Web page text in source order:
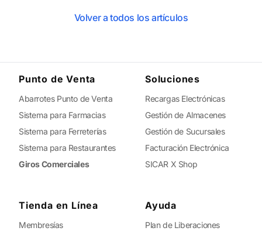
Volver a todos los artículos
Punto de Venta
Abarrotes Punto de Venta
Sistema para Farmacias
Sistema para Ferreterías
Sistema para Restaurantes
Giros Comerciales
Soluciones
Recargas Electrónicas
Gestión de Almacenes
Gestión de Sucursales
Facturación Electrónica
SICAR X Shop
Tienda en Línea
Membresías
Ayuda
Plan de Liberaciones